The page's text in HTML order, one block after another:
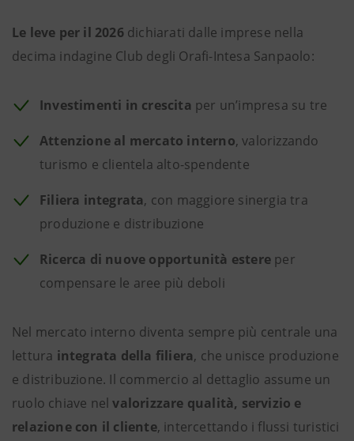
Le leve per il 2026 dichiarati dalle imprese nella
decima indagine Club degli Orafi-Intesa Sanpaolo:
Investimenti in crescita per un’impresa su tre
Attenzione al mercato interno, valorizzando
turismo e clientela alto-spendente
Filiera integrata, con maggiore sinergia tra
produzione e distribuzione
Ricerca di nuove opportunità estere per
compensare le aree più deboli
Nel mercato interno diventa sempre più centrale una
lettura integrata della filiera, che unisce produzione
e distribuzione. Il commercio al dettaglio assume un
ruolo chiave nelvalorizzare qualità, servizio e
relazione con il cliente, intercettando i flussi turistici